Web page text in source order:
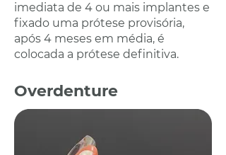
imediata de 4 ou mais implantes e
fixado uma prótese provisória,
após 4 meses em média, é
colocada a prótese definitiva.
Overdenture